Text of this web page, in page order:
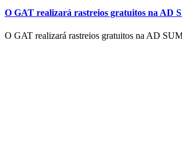
O GAT realizará rastreios gratuitos na AD
O GAT realizará rastreios gratuitos na AD